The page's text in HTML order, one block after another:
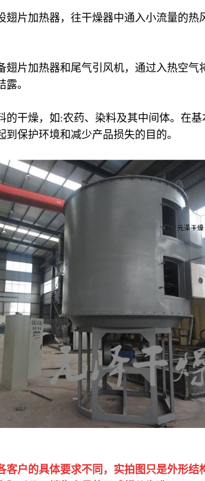
片加热器，往干燥器中通入小流量的
片加热器和尾气引风机，通过入热空
。
干燥，如:农药、染料及其中间体。在
保护环境和减少产品损失的目的。
户的具体要求不同，实拍图只是外形